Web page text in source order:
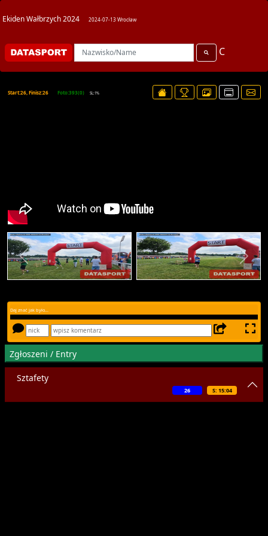
Ekiden Wałbrzych 2024 2024-07-13 Wrocław
C
Start:26, Finisz:26 Foto:393(0) SL:1%
Daj znać jak było...
Zgłoszeni / Entry
Sztafety
S: 15:04
26